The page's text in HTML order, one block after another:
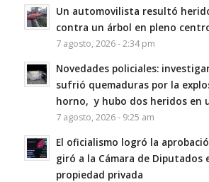
Un automovilista resultó
contra un árbol en pleno
7 agosto, 2026 - 2:34 pm
Novedades policiales:
sufrió quemaduras por la
horno, y hubo dos heridos en
7 agosto, 2026 - 9:25 am
El oficialismo logró la
giró a la Cámara de Diputados
propiedad privada